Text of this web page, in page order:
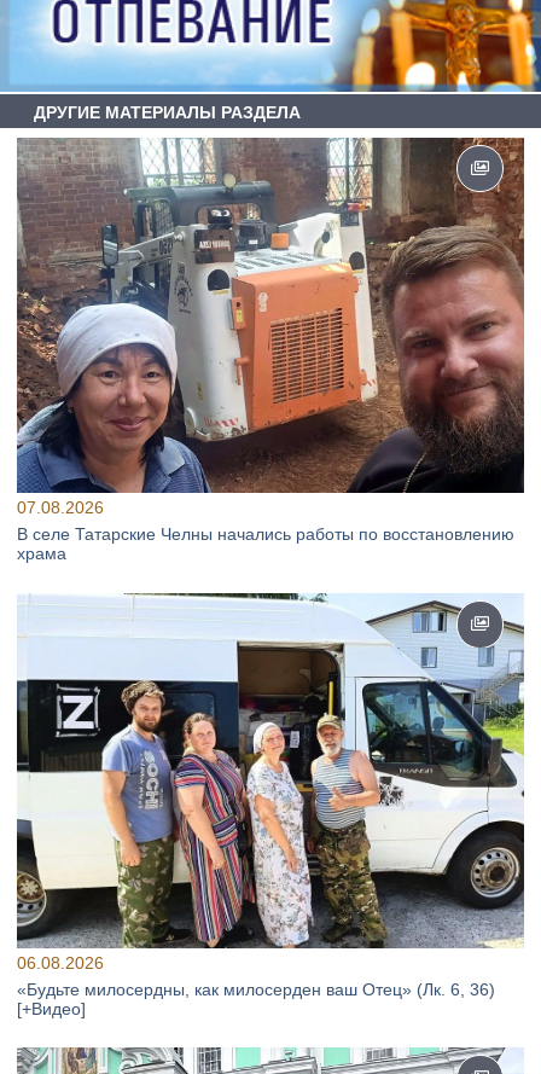
ДРУГИЕ МАТЕРИАЛЫ РАЗДЕЛА
07.08.2026
В селе Татарские Челны начались работы по восстановлению
храма
06.08.2026
«Будьте милосердны, как милосерден ваш Отец» (Лк. 6, 36)
[+Видео]